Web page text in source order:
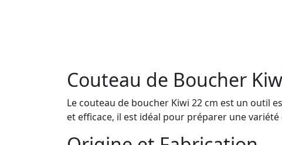
Couteau de Boucher
Le couteau de boucher Kiwi 22 cm est un outil
et efficace, il est idéal pour préparer une